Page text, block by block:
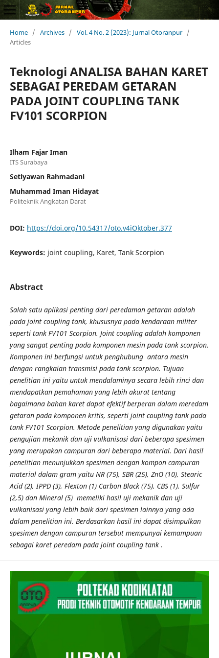
Home / Archives / Vol. 4 No. 2 (2023): Jurnal Otoranpur /
Articles
Teknologi ANALISA BAHAN KARET
SEBAGAI PEREDAM GETARAN
PADA JOINT COUPLING TANK
FV101 SCORPION
Ilham Fajar Iman
ITS Surabaya
Setiyawan Rahmadani
Muhammad Iman Hidayat
Politeknik Angkatan Darat
DOI: https://doi.org/10.54317/oto.v4iOktober.377
Keywords: joint coupling, Karet, Tank Scorpion
Abstract
Salah satu aplikasi penting dari peredaman getaran adalah
pada joint coupling tank, khususnya pada kendaraan militer
seperti tank FV101 Scorpion. Joint coupling adalah komponen
yang sangat penting pada komponen mesin pada tank scorpion.
Komponen ini berfungsi untuk penghubung antara mesin
dengan rangkaian transmisi pada tank scorpion. Tujuan
penelitian ini yaitu untuk mendalaminya secara lebih rinci dan
mendapatkan pemahaman yang lebih akurat tentang
bagaimana bahan karet dapat efektif berperan dalam meredam
getaran pada komponen kritis, seperti joint coupling tank pada
tank FV101 Scorpion. Metode penelitian yang digunakan yaitu
pengujian mekanik dan uji vulkanisasi dari beberapa spesimen
yang merupakan campuran dari beberapa material. Dari hasil
penelitian menunjukkan spesimen dengan kompon campuran
material dalam gram yaitu NR (75), SBR (25), ZnO (10), Stearic
Acid (2), IPPD (3), Flexton (1) Carbon Black (75), CBS (1), Sulfur
(2,5) dan Mineral (5) memeliki hasil uji mekanik dan uji
vulkanisasi yang lebih baik dari spesimen lainnya yang ada
dalam penelitian ini. Berdasarkan hasil ini dapat disimpulkan
spesimen dengan campuran tersebut mempunyai kemampuan
sebagai karet peredam pada joint coupling tank .